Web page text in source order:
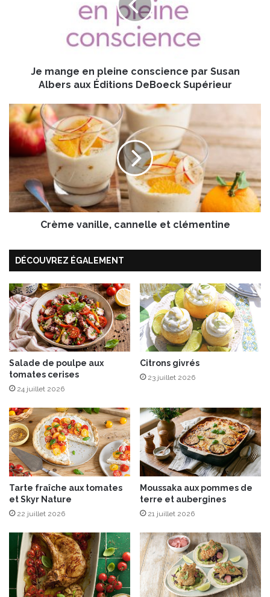
n
e
c
o
n
c
i
c
p
a
r
S
u
s
a
n
A
l
e
r
s
a
u
x
d
i
D
Je mange en pleine conscience par Susan
Albers aux Éditions DeBoeck Supérieur
C
r
è
m
e
v
n
i
e
a
n
n
e
l
l
e
e
t
l
é
m
e
n
t
n
e
Crème vanille, cannelle et clémentine
DÉCOUVREZ ÉGALEMENT
Salade de poulpe aux
tomates cerises
24 juillet 2026
Citrons givrés
23 juillet 2026
Tarte fraîche aux tomates
et Skyr Nature
22 juillet 2026
Moussaka aux pommes de
terre et aubergines
21 juillet 2026